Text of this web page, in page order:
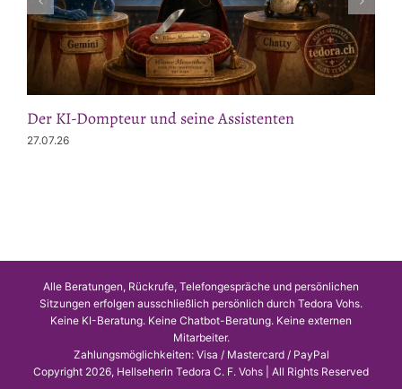
Der KI-Dompteur und seine Assistenten
27.07.26
Alle Beratungen, Rückrufe, Telefongespräche und persönlichen
Sitzungen erfolgen ausschließlich persönlich durch Tedora Vohs.
Keine KI-Beratung. Keine Chatbot-Beratung. Keine externen
Mitarbeiter.
Zahlungsmöglichkeiten: Visa / Mastercard / PayPal
Copyright 2026, Hellseherin Tedora C. F. Vohs | All Rights Reserved